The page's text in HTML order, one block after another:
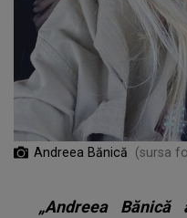
Andreea Bănică (sursa
„Andreea